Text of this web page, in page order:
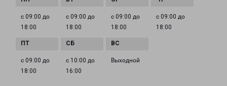
с 09:00 до
18:00
с 09:00 до
18:00
с 09:00 до
18:00
с 09:00 до
18:00
с 09:00 до
18:00
с 10:00 до
16:00
Выходной